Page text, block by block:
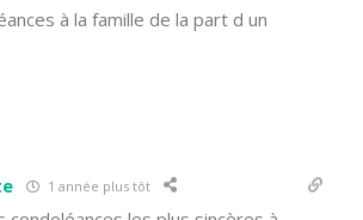
à la famille de la part d un
1 année plus tôt